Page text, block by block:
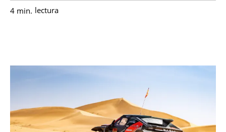
4 min. lectura